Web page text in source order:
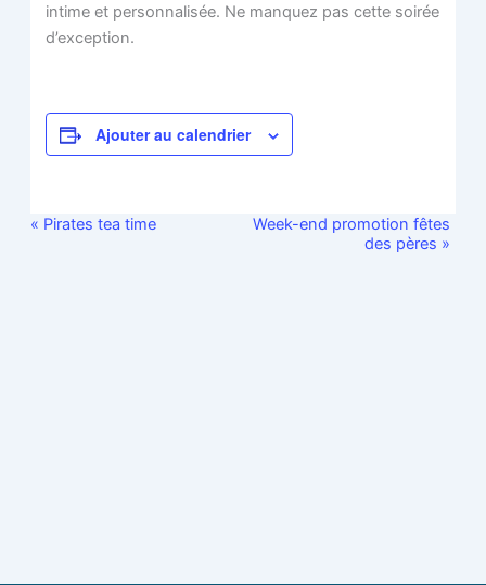
intime et personnalisée. Ne manquez pas cette soirée
d’exception.
Ajouter au calendrier
Navigation
« Pirates tea time
Week-end promotion fêtes
des pères »